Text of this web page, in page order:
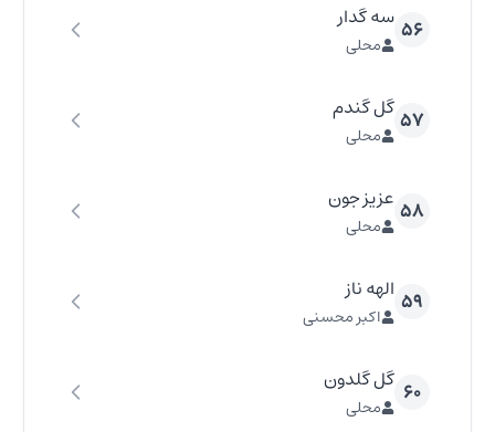
۵۶ سه گدار
محلی
۵۷گل گندم
محلی
۵۸ عزیز جون
محلی
۵۹ الهه ناز
اکبر محسنی
۶۰ گل گلدون
محلی